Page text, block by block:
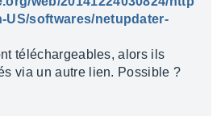
US/softwares/netupdater-
téléchargeables, alors ils
via un autre lien. Possible ?